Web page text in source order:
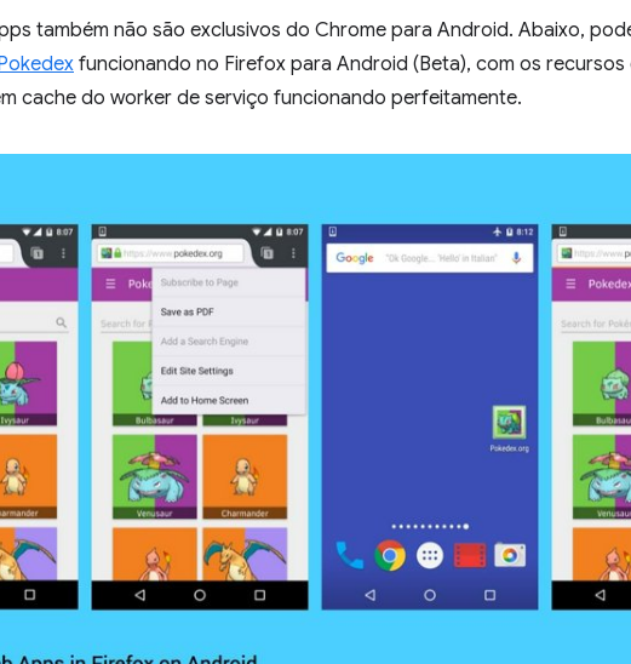
também não são exclusivos do Chrome para Android. Abaixo,
funcionando no Firefox para Android (Beta), com os recursos
cache do worker de serviço funcionando perfeitamente.